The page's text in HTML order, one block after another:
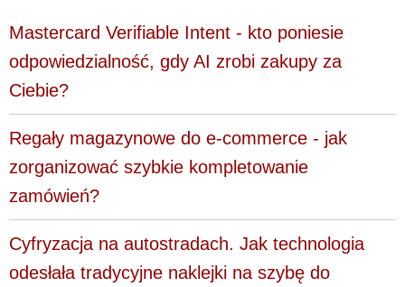
Mastercard Verifiable Intent - kto poniesie
odpowiedzialność, gdy AI zrobi zakupy za
Ciebie?
Regały magazynowe do e-commerce - jak
zorganizować szybkie kompletowanie
zamówień?
Cyfryzacja na autostradach. Jak technologia
odesłała tradycyjne naklejki na szybę do